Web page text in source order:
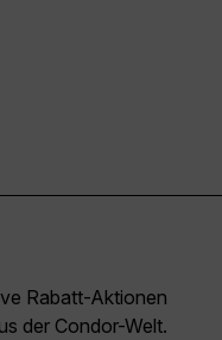
Rabatt-Aktionen
der Condor-Welt.